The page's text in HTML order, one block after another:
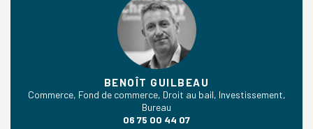
BENOÎT GUILBEAU
Commerce, Fond de commerce, Droit au bail, Investissement,
Bureau
06 75 00 44 07